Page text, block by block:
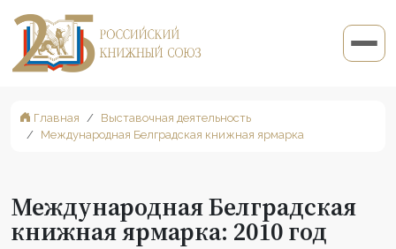
Главная
Выставочная деятельность
Международная Белградская книжная ярмарка
Международная Белградская
книжная ярмарка: 2010 год